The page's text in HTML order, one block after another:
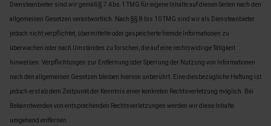
Diensteanbieter sind wir gemäß § 7 Abs.1 TMG für eigene Inhalte auf diesen Seiten nach den
allgemeinen Gesetzen verantwortlich. Nach §§ 8 bis 10 TMG sind wir als Diensteanbieter
jedoch nicht verpflichtet, übermittelte oder gespeicherte fremde Informationen zu
überwachen oder nach Umständen zu forschen, die auf eine rechtswidrige Tätigkeit
hinweisen. Verpflichtungen zur Entfernung oder Sperrung der Nutzung von Informationen
nach den allgemeinen Gesetzen bleiben hiervon unberührt. Eine diesbezügliche Haftung ist
jedoch erst ab dem Zeitpunkt der Kenntnis einer konkreten Rechtsverletzung möglich. Bei
Bekanntwerden von entsprechenden Rechtsverletzungen werden wir diese Inhalte
umgehend entfernen.